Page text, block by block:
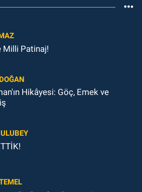
Milli Patinaj!
Hikâyesi: Göç, Emek ve